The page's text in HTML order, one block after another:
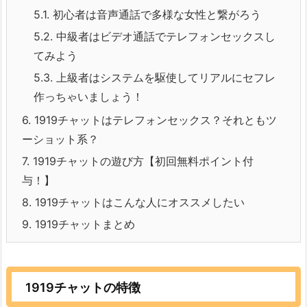
5.1. 初心者は音声通話で多様な女性と繋がろう
5.2. 中級者はビデオ通話でテレフォンセックスし
てみよう
5.3. 上級者はシステムを駆使してリアルにセフレ
作っちゃいましょう！
6. 1919チャットはテレフォンセックス？それともツ
ーショット系？
7. 1919チャットの遊び方【初回無料ポイント付
与！】
8. 1919チャットはこんな人にオススメしたい
9. 1919チャットまとめ
1919チャットの特徴